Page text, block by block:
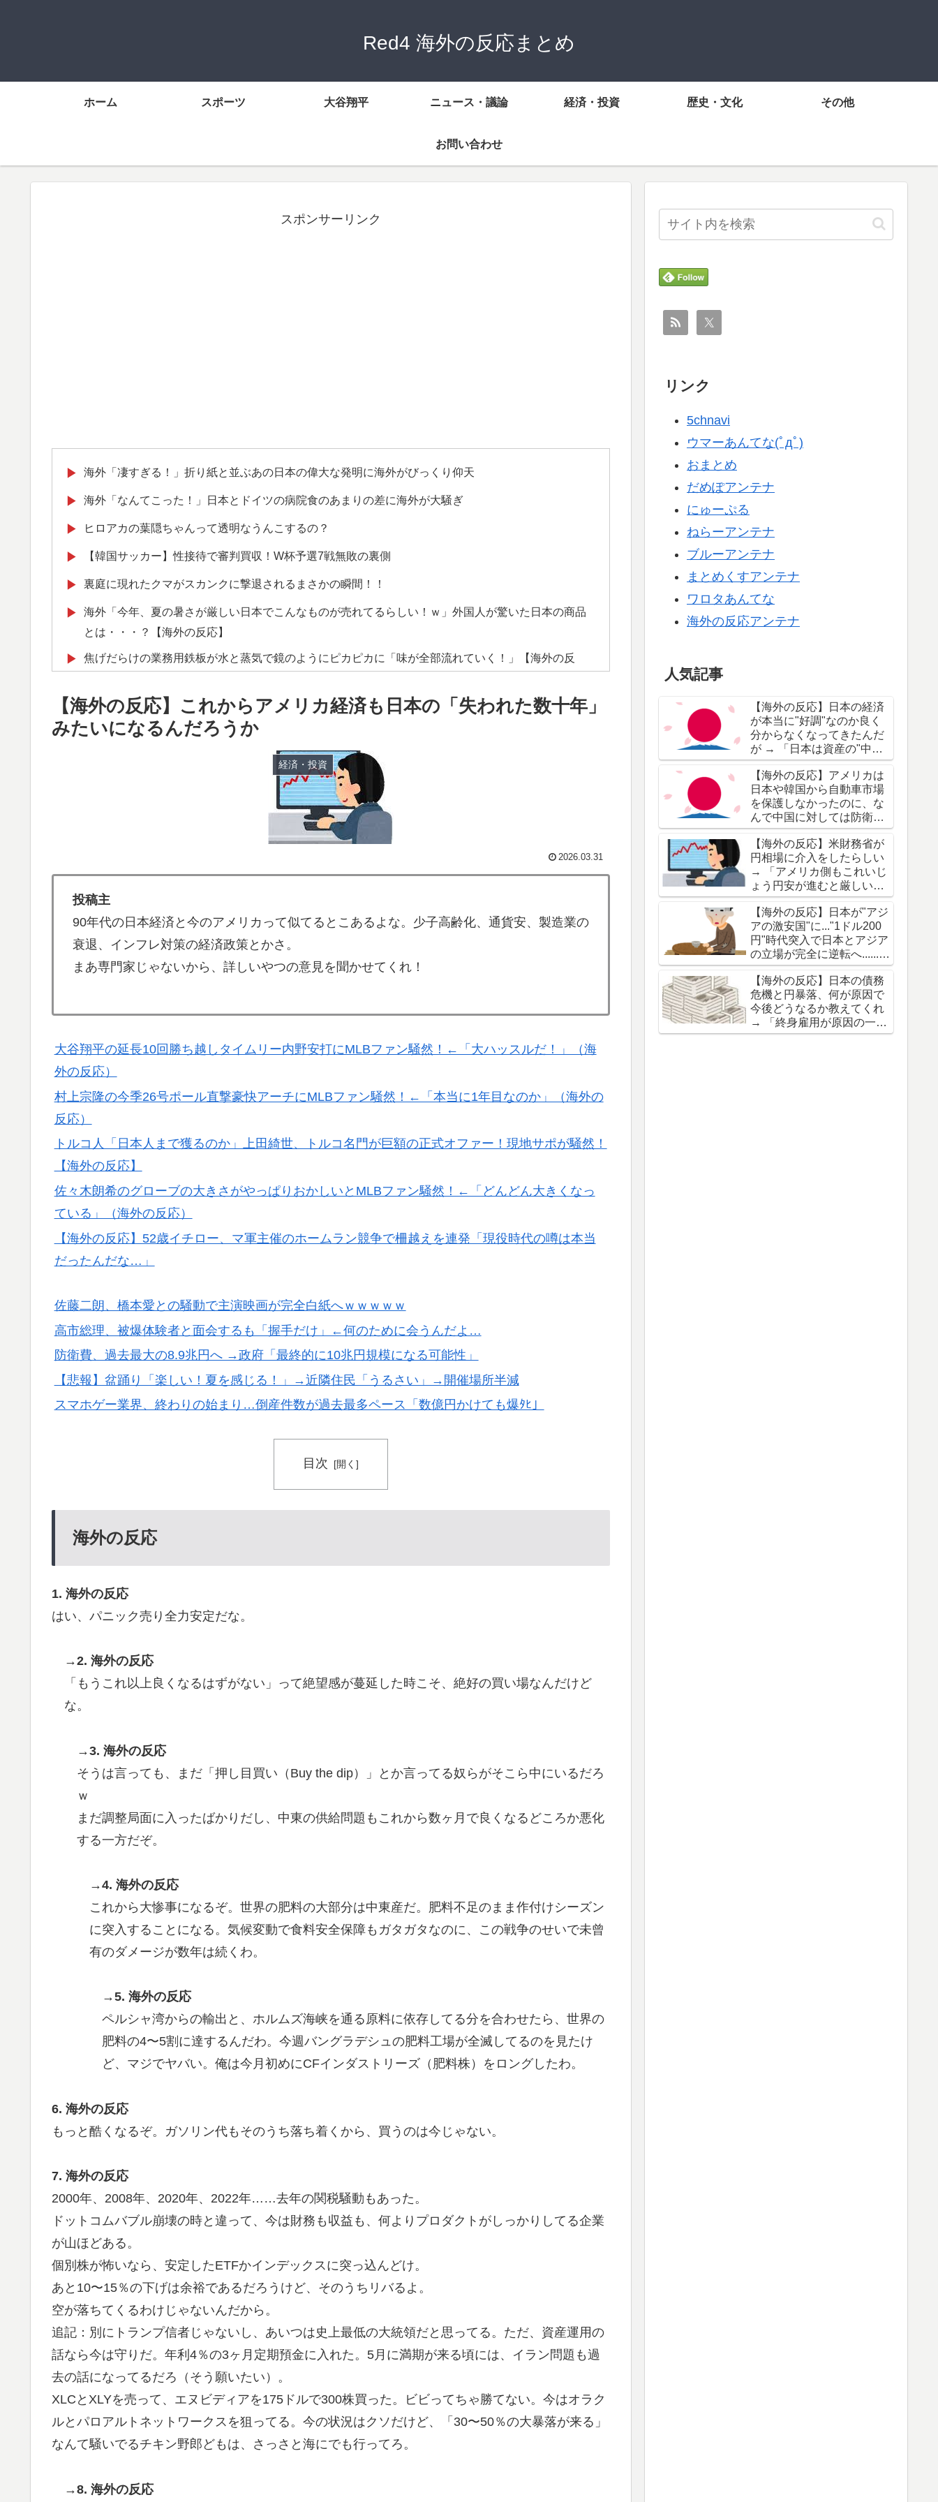
Red4 海外の反応まとめ
ホーム スポーツ 大谷翔平 ニュース・議論 経済・投資 歴史・文化 その他
お問い合わせ
スポンサーリンク
▶ 海外「凄すぎる！」折り紙と並ぶあの日本の偉大な発明に海外がびっくり仰天
▶ 海外「なんてこった！」日本とドイツの病院食のあまりの差に海外が大騒ぎ
▶ ヒロアカの葉隠ちゃんって透明なうんこするの？
▶ 【韓国サッカー】性接待で審判買収！W杯予選7戦無敗の裏側
▶ 裏庭に現れたクマがスカンクに撃退されるまさかの瞬間！！
▶
海外「今年、夏の暑さが厳しい日本でこんなものが売れてるらしい！ｗ」外国人が驚いた日本の商品
とは・・・？【海外の反応】
▶
焦げだらけの業務用鉄板が水と蒸気で鏡のようにピカピカに「味が全部流れていく！」【海外の反
▶ 【海外の反応】52歳イチロー、マ軍主催のホームラン競争で柵越えを連発「現役時代の噂は本当だっ
たんだな…」
トルコ人「日本人まで獲るのか」上田綺世、トルコ名門が巨額の正式オファー！現地サポが騒然！
英国人「安心感が違う」冨安健洋、パレス移籍当日にデビュー！圧巻3連続ブロックも披露で現地サポ
韓国人「不適切接待疑惑、2002年イタリア・スペイン戦で『韓国に奪われた』と欧州の大手メディア
ら・・・」
▶
とは・・・？【海外の反応】
話題に
▶ 韓国人「織田信長の安土城の復元図と建築技術の高さに韓国人が衝撃！」→「当時の技術力に言葉を
失う‥」
▶ 韓国人「韓国人が日本のラーメンについて勘違いしていることがこちら…」→「え
っ？？？？？？？？？？」＝韓国の反応
▶ 海外「日本が正しい！」優しい日本人に甘える外国人に海外が大騒ぎ
▶ 海外「日本の科学者が猫の寿命を2倍に上げる注射剤を開発。これこそノーベル賞だろ！」
▶ 外国人「アンチがいない女性アニメキャラといえば誰が思い浮かぶ？」
▶ 【衝撃】韓国人「日本の軽トラ、原型どこ行った」
▶ 韓国人「SKハイニックスが10%台の暴落！外国人投資家と機関が売り越しを仕掛けコスピが4%を超え
る大幅な下落‥」
▶ 海外「”京都の鳥”は良いぞ」小規模だけどお勧めな日本の観光名所／お店に対する海外の反応
▶ 【海外の反応】“新タナスコ”のディアスが地雷すぎる件「大谷と山本だけしかまともな契約がない…」
▶ 韓国人「台風で品不足になった沖縄のスーパーに行ってみたら、なぜか辛ラーメンだけ売れ残ってい
▶ 外国人「親子丼という日本の料理の直訳を知ってしまった…」
年暑い季節に負けることが増えるけど結局10月には勝って終わるんだよ」
▶ 海外「日本人はなんて気高いんだ！」 英高級紙も驚愕した極限の中の日本人の姿に世界が衝撃
本アニメとは・・・？ 海外の反応
韓国人「手術中に震度6強の地震、その時の日本の医療スタッフたちの姿をご覧ください」→「マジで
韓国人「日本人女性逮捕！ソウルで夜中一人ゴルフクラブ振り回し暴れた理由」
【海外の反応】これからアメリカ経済も日本の「失われた数十年」
みたいになるんだろうか
経済・投資
2026.03.31
投稿主
90年代の日本経済と今のアメリカって似てるとこあるよな。少子高齢化、通貨安、製造業の
衰退、インフレ対策の経済政策とかさ。
まあ専門家じゃないから、詳しいやつの意見を聞かせてくれ！
大谷翔平の延長10回勝ち越しタイムリー内野安打にMLBファン騒然！←「大ハッスルだ！」（海
外の反応）
村上宗隆の今季26号ポール直撃豪快アーチにMLBファン騒然！←「本当に1年目なのか」（海外の
反応）
トルコ人「日本人まで獲るのか」上田綺世、トルコ名門が巨額の正式オファー！現地サポが騒然！
【海外の反応】
佐々木朗希のグローブの大きさがやっぱりおかしいとMLBファン騒然！←「どんどん大きくなっ
ている」（海外の反応）
【海外の反応】52歳イチロー、マ軍主催のホームラン競争で柵越えを連発「現役時代の噂は本当
だったんだな…」
佐藤二朗、橋本愛との騒動で主演映画が完全白紙へｗｗｗｗｗ
高市総理、被爆体験者と面会するも「握手だけ」←何のために会うんだよ…
防衛費、過去最大の8.9兆円へ →政府「最終的に10兆円規模になる可能性」
【悲報】盆踊り「楽しい！夏を感じる！」→近隣住民「うるさい」→開催場所半減
スマホゲー業界、終わりの始まり…倒産件数が過去最多ペース「数億円かけても爆ﾀﾋ」
目次
海外の反応
1. 海外の反応
はい、パニック売り全力安定だな。
→2. 海外の反応
「もうこれ以上良くなるはずがない」って絶望感が蔓延した時こそ、絶好の買い場なんだけど
な。
→3. 海外の反応
そうは言っても、まだ「押し目買い（Buy the dip）」とか言ってる奴らがそこら中にいるだろ
ｗ
まだ調整局面に入ったばかりだし、中東の供給問題もこれから数ヶ月で良くなるどころか悪化
する一方だぞ。
→4. 海外の反応
これから大惨事になるぞ。世界の肥料の大部分は中東産だ。肥料不足のまま作付けシーズン
に突入することになる。気候変動で食料安全保障もガタガタなのに、この戦争のせいで未曾
有のダメージが数年は続くわ。
→5. 海外の反応
ペルシャ湾からの輸出と、ホルムズ海峡を通る原料に依存してる分を合わせたら、世界の
肥料の4〜5割に達するんだわ。今週バングラデシュの肥料工場が全滅してるのを見たけ
ど、マジでヤバい。俺は今月初めにCFインダストリーズ（肥料株）をロングしたわ。
6. 海外の反応
もっと酷くなるぞ。ガソリン代もそのうち落ち着くから、買うのは今じゃない。
7. 海外の反応
2000年、2008年、2020年、2022年……去年の関税騒動もあった。
ドットコムバブル崩壊の時と違って、今は財務も収益も、何よりプロダクトがしっかりしてる企業
が山ほどある。
個別株が怖いなら、安定したETFかインデックスに突っ込んどけ。
あと10〜15％の下げは余裕であるだろうけど、そのうちリバるよ。
空が落ちてくるわけじゃないんだから。
追記：別にトランプ信者じゃないし、あいつは史上最低の大統領だと思ってる。ただ、資産運用の
話なら今は守りだ。年利4％の3ヶ月定期預金に入れた。5月に満期が来る頃には、イラン問題も過
去の話になってるだろ（そう願いたい）。
XLCとXLYを売って、エヌビディアを175ドルで300株買った。ビビってちゃ勝てない。今はオラク
ルとパロアルトネットワークスを狙ってる。今の状況はクソだけど、「30〜50％の大暴落が来る」
なんて騒いでるチキン野郎どもは、さっさと海にでも行ってろ。
→8. 海外の反応
リンク
5chnavi
ウマーあんてな(ﾟдﾟ)
おまとめ
だめぽアンテナ
にゅーぷる
ねらーアンテナ
ブルーアンテナ
まとめくすアンテナ
ワロタあんてな
海外の反応アンテナ
人気記事
【海外の反応】日本の経済
が本当に"好調"なのか良く
分からなくなってきたんだ
が → 「日本は資産の"中央
値"が高くて格差が小さいの
がいいところ」「日本で暮
らす分にはいいけど世界レ
ベルで資産を築きたいなら
別の国に行くべき」
【海外の反応】アメリカは
日本や韓国から自動車市場
を保護しなかったのに、な
んで中国に対しては防衛す
るんだ？ → 「当時は日本と
韓国に対しても防衛策をと
ってたぞ」「日本はプラザ
同意で潰されたしな」
【海外の反応】米財務省が
円相場に介入をしたらしい
→ 「アメリカ側もこれいじ
ょう円安が進むと厳しいっ
てことか」「日本が米国債
を売って円安対策に回され
るとヤバいからな」
【海外の反応】日本が"アジ
アの激安国"に..."1ドル200
円"時代突入で日本とアジア
の立場が完全に逆転へ......
→ 「これで製造業が日本に
戻ってくるだろ」「製造業
には人が必要なのに移民反
対で少子化の日本ではどう
にもならなさそう」
【海外の反応】日本の債務
危機と円暴落、何が原因で
今後どうなるか教えてくれ
→ 「終身雇用が原因の一つ
だな」「日本はとにかく給